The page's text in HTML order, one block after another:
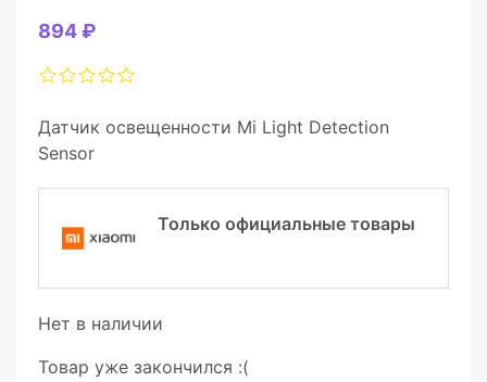
894 ₽
Датчик освещенности Mi Light Detection
Sensor
Только официальные товары
Нет в наличии
Товар уже закончился :(